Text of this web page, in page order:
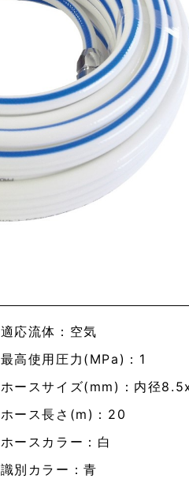
適応流体：空気
最高使用圧力(MPa)：1
ホースサイズ(mm)：内径
ホース長さ(m)：20
ホースカラー：白
識別カラー：青